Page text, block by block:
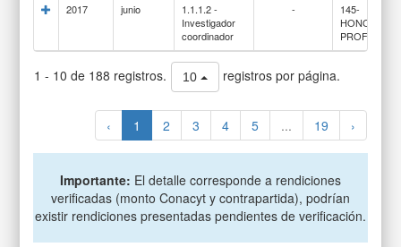
2017
junio
1.1.1.2 -
Investigador
coordinador
-
145-
1 - 10 de 188 registros. 10 registros por página.
‹ 1 2 3 4 5 ... 19 ›
Importante: El detalle corresponde a rendiciones
verificadas (monto Conacyt y contrapartida), podrían
existir rendiciones presentadas pendientes de verificación.